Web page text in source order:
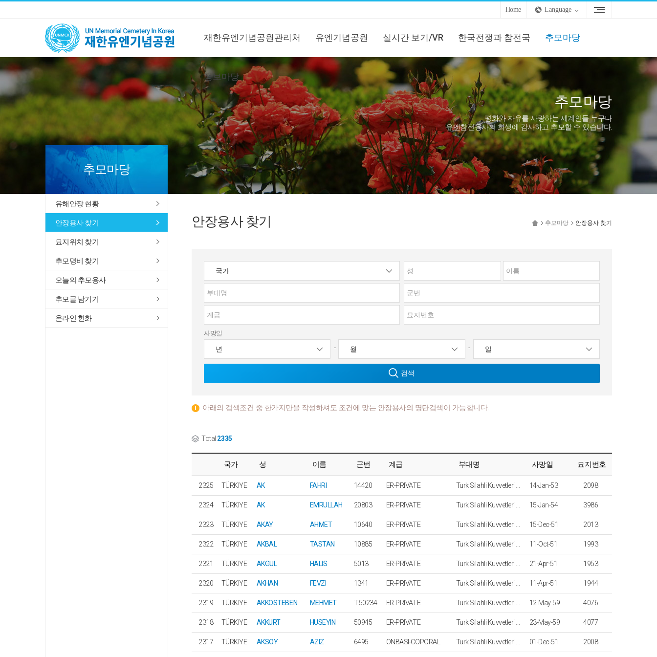
Home Language
재한유엔기념공원관리처 유엔기념공원 실시간 보기/VR 한국전쟁과 참전국 추모마당
정보마당
추모마당
평화와 자유를 사랑하는 세계인들 누구나
유엔참전용사의 희생에 감사하고 추모할 수 있습니다.
추모마당
유해안장 현황
안장용사 찾기
묘지위치 찾기
추모명비 찾기
오늘의 추모용사
추모글 남기기
온라인 헌화
안장용사 찾기 추모마당 안장용사 찾기
사망일
- -
검색
아래의 검색조건 중 한가지만을 작성하셔도 조건에 맞는 안장용사의 명단검색이 가능합니다.
Total 2335
국가 성 이름 군번 계급 부대명 사망일 묘지번호
2325 TÜRKIYE AK FAHRI 14420 ER-PRIVATE 14-Jan-53 2098
2324 TÜRKIYE AK EMRULLAH 20803 ER-PRIVATE 15-Jan-54 3986
2323 TÜRKIYE AKAY AHMET 10640 ER-PRIVATE 15-Dec-51 2013
2322 TÜRKIYE AKBAL TASTAN 10885 ER-PRIVATE 11-Oct-51 1993
2321 TÜRKIYE AKGUL HALIS 5013 ER-PRIVATE 21-Apr-51 1953
2320 TÜRKIYE AKHAN FEVZI 1341 ER-PRIVATE 11-Apr-51 1944
2319 TÜRKIYE AKKOSTEBEN MEHMET T-50234 ER-PRIVATE 12-May-59 4076
2318 TÜRKIYE AKKURT HUSEYIN 50945 ER-PRIVATE 23-May-59 4077
2317 TÜRKIYE AKSOY AZIZ 6495 ONBASI-COPORAL 01-Dec-51 2008